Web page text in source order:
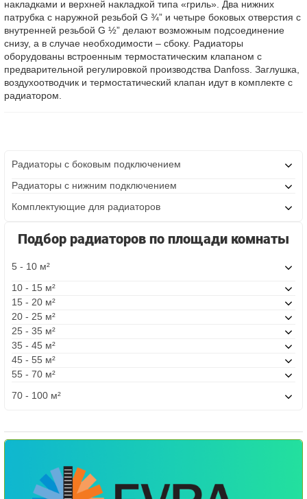
накладками и верхней накладкой типа «гриль». Два нижних
патрубка с наружной резьбой G ¾” и четыре боковых отверстия с
внутренней резьбой G ½” делают возможным подсоединение
снизу, а в случае необходимости – сбоку. Радиаторы
оборудованы встроенным термостатическим клапаном с
предварительной регулировкой производства Danfoss. Заглушка,
воздухоотводчик и термостатический клапан идут в комплекте с
радиатором.
Радиаторы с боковым подключением
Радиаторы с нижним подключением
Комплектующие для радиаторов
Подбор радиаторов по площади комнаты
5 - 10 м²
10 - 15 м²
15 - 20 м²
20 - 25 м²
25 - 35 м²
35 - 45 м²
45 - 55 м²
55 - 70 м²
70 - 100 м²